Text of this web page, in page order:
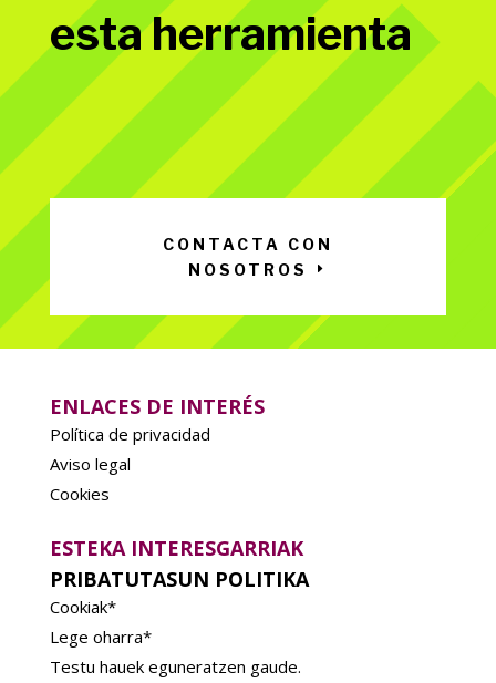
esta herramienta
CONTACTA CON
NOSOTROS
ENLACES DE INTERÉS
Política de privacidad
Aviso legal
Cookies
ESTEKA INTERESGARRIAK
PRIBATUTASUN POLITIKA
Cookiak*
Lege oharra*
Testu hauek eguneratzen gaude.